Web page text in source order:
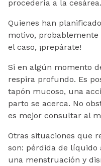
procedería a la cesárea.
Quienes han
motivo, probablemente
el caso, ¡prepárate!
Si en algún momento
respira profundo. Es
tapón mucoso, una
parto se acerca. No
es mejor consultar al
Otras situaciones que
son: pérdida de líquido
una menstruación y